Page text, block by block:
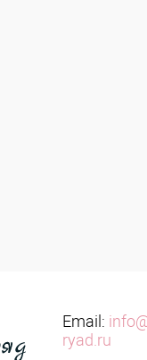
Email:
ryad.ru